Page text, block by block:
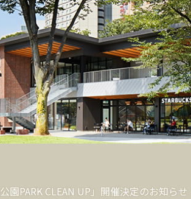
HOME EVENT&NEWS
園PARK CLEAN UP」開催決定のお知らせ